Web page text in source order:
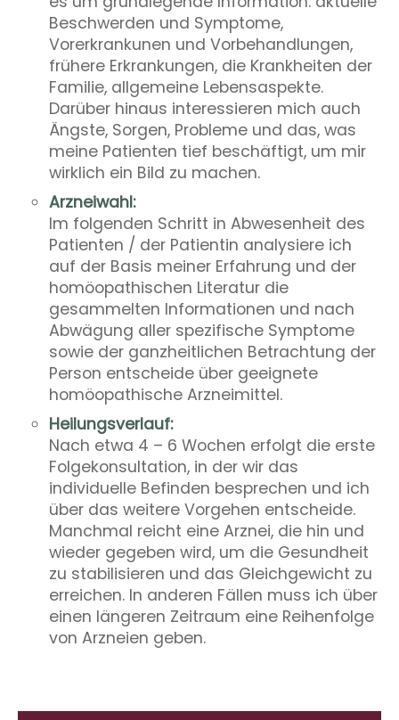
Beschwerden und Symptome,
Vorerkrankunen und Vorbehandlungen,
frühere Erkrankungen, die Krankheiten der
Familie, allgemeine Lebensaspekte.
Darüber hinaus interessieren mich auch
Ängste, Sorgen, Probleme und das, was
meine Patienten tief beschäftigt, um mir
wirklich ein Bild zu machen.
Arzneiwahl:
Im folgenden Schritt in Abwesenheit des
Patienten / der Patientin analysiere ich
auf der Basis meiner Erfahrung und der
homöopathischen Literatur die
gesammelten Informationen und nach
Abwägung aller spezifische Symptome
sowie der ganzheitlichen Betrachtung der
Person entscheide über geeignete
homöopathische Arzneimittel.
Heilungsverlauf:
Nach etwa 4 – 6 Wochen erfolgt die erste
Folgekonsultation, in der wir das
individuelle Befinden besprechen und ich
über das weitere Vorgehen entscheide.
Manchmal reicht eine Arznei, die hin und
wieder gegeben wird, um die Gesundheit
zu stabilisieren und das Gleichgewicht zu
erreichen. In anderen Fällen muss ich über
einen längeren Zeitraum eine Reihenfolge
von Arzneien geben.